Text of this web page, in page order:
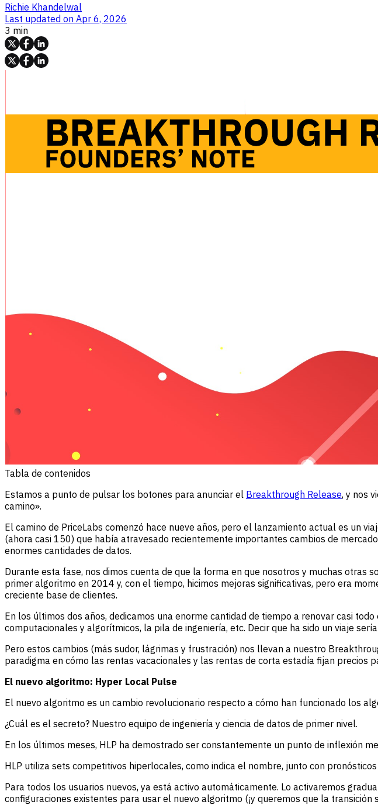
Richie Khandelwal
Last updated on Apr 6, 2026
3 min
Tabla de contenidos
Estamos a punto de pulsar los botones para anunciar el Breakthrough Release, y nos
camino».
El camino de PriceLabs comenzó hace nueve años, pero el lanzamiento actual es un
(ahora casi 150) que había atravesado recientemente importantes cambios de
enormes cantidades de datos.
Durante esta fase, nos dimos cuenta de que la forma en que nosotros y muchas
primer algoritmo en 2014 y, con el tiempo, hicimos mejoras significativas, pero era
creciente base de clientes.
En los últimos dos años, dedicamos una enorme cantidad de tiempo a renovar casi
computacionales y algorítmicos, la pila de ingeniería, etc. Decir que ha sido un viaje
Pero estos cambios (más sudor, lágrimas y frustración) nos llevan a nuestro
paradigma en cómo las rentas vacacionales y las rentas de corta estadía fijan precios
El nuevo algoritmo: Hyper Local Pulse
El nuevo algoritmo es un cambio revolucionario respecto a cómo han funcionado los
¿Cuál es el secreto? Nuestro equipo de ingeniería y ciencia de datos de primer nivel.
En los últimos meses, HLP ha demostrado ser constantemente un punto de inflexión
HLP utiliza sets competitivos hiperlocales, como indica el nombre, junto con
Para todos los usuarios nuevos, ya está activo automáticamente. Lo activaremos
configuraciones existentes para usar el nuevo algoritmo (¡y queremos que la transición